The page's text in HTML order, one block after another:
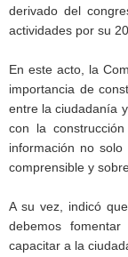
derivado del
actividades por su
En este acto, la
importancia de
entre la ciudadanía
con la
información no
comprensible y
A su vez, indicó
debemos
capacitar a la